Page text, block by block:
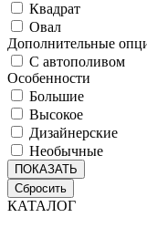
Квадрат
Овал
Дополнительные
С автополивом
Особенности
Большие
Высокое
Дизайнерские
Необычные
ПОКАЗАТЬ
Сбросить
КАТАЛОГ